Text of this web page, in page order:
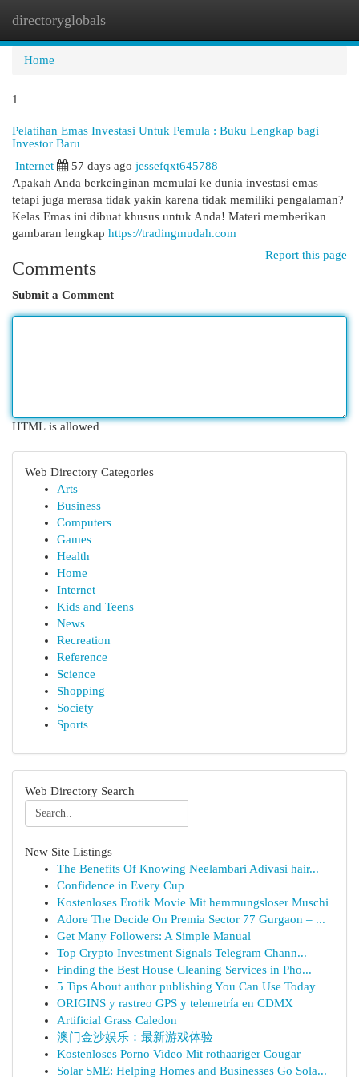
directoryglobals
Home
1
Pelatihan Emas Investasi Untuk Pemula : Buku Lengkap bagi
Investor Baru
Internet
57 days ago jessefqxt645788
Apakah Anda berkeinginan memulai ke dunia investasi emas
tetapi juga merasa tidak yakin karena tidak memiliki pengalaman?
Kelas Emas ini dibuat khusus untuk Anda! Materi memberikan
gambaran lengkap https://tradingmudah.com
Report this page
Comments
Submit a Comment
HTML is allowed
Web Directory Categories
Arts
Business
Computers
Games
Health
Home
Internet
Kids and Teens
News
Recreation
Reference
Science
Shopping
Society
Sports
Web Directory Search
New Site Listings
The Benefits Of Knowing Neelambari Adivasi hair...
Confidence in Every Cup
Kostenloses Erotik Movie Mit hemmungsloser Muschi
Adore The Decide On Premia Sector 77 Gurgaon – ...
Get Many Followers: A Simple Manual
Top Crypto Investment Signals Telegram Chann...
Finding the Best House Cleaning Services in Pho...
5 Tips About author publishing You Can Use Today
ORIGINS y rastreo GPS y telemetría en CDMX
Artificial Grass Caledon
澳门金沙娱乐：最新游戏体验
Kostenloses Porno Video Mit rothaariger Cougar
Solar SME: Helping Homes and Businesses Go Sola...